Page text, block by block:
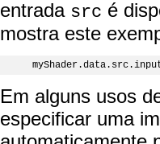
entrada src é
mostra este
Em alguns usos
especificar uma